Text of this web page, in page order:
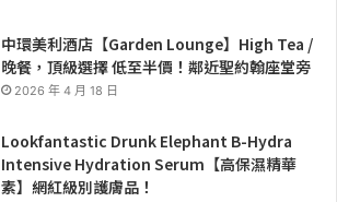
中環美利酒店【Garden Lounge】High Tea /
晚餐，頂級選擇 低至半價！鄰近聖約翰座堂旁
2026 年 4 月 18 日
Lookfantastic Drunk Elephant B-Hydra
Intensive Hydration Serum【高保濕精華
素】網紅級別護膚品！